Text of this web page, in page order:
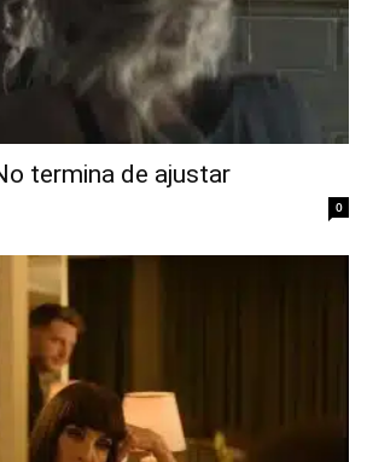
termina de ajustar
0